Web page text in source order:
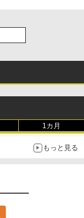
1カ月
もっと見る